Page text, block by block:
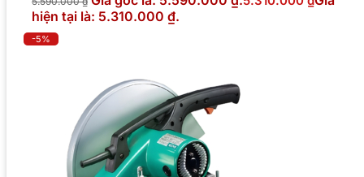
hiện tại là: 5.310.000 ₫.
-5%